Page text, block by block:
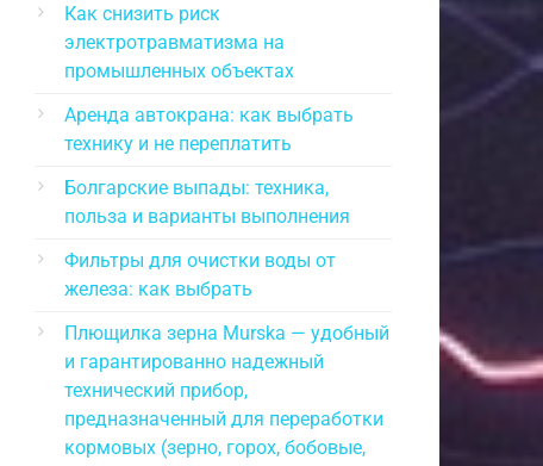
Как снизить риск
электротравматизма на
промышленных объектах
Аренда автокрана: как выбрать
технику и не переплатить
Болгарские выпады: техника,
польза и варианты выполнения
Фильтры для очистки воды от
железа: как выбрать
Плющилка зерна Murska — удобный
и гарантированно надежный
технический прибор,
предназначенный для переработки
кормовых (зерно, горох, бобовые,